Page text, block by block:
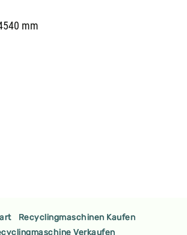
mm
Recyclingmaschinen Kaufen
Verkaufen